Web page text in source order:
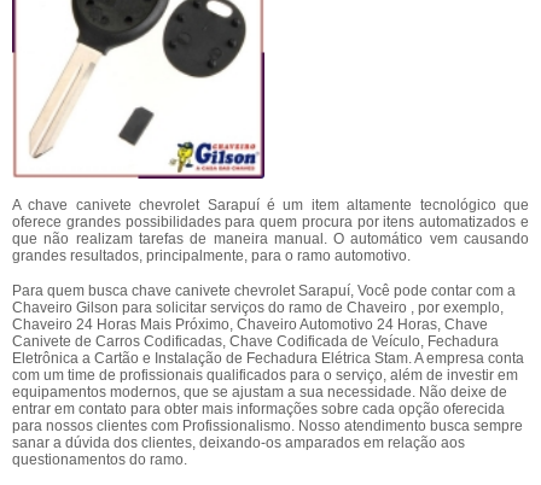
A chave canivete chevrolet Sarapuí é um item altamente tecnológico que
oferece grandes possibilidades para quem procura por itens automatizados e
que não realizam tarefas de maneira manual. O automático vem causando
grandes resultados, principalmente, para o ramo automotivo.
Para quem busca chave canivete chevrolet Sarapuí, Você pode contar com a
Chaveiro Gilson para solicitar serviços do ramo de Chaveiro , por exemplo,
Chaveiro 24 Horas Mais Próximo, Chaveiro Automotivo 24 Horas, Chave
Canivete de Carros Codificadas, Chave Codificada de Veículo, Fechadura
Eletrônica a Cartão e Instalação de Fechadura Elétrica Stam. A empresa conta
com um time de profissionais qualificados para o serviço, além de investir em
equipamentos modernos, que se ajustam a sua necessidade. Não deixe de
entrar em contato para obter mais informações sobre cada opção oferecida
para nossos clientes com Profissionalismo. Nosso atendimento busca sempre
sanar a dúvida dos clientes, deixando-os amparados em relação aos
questionamentos do ramo.